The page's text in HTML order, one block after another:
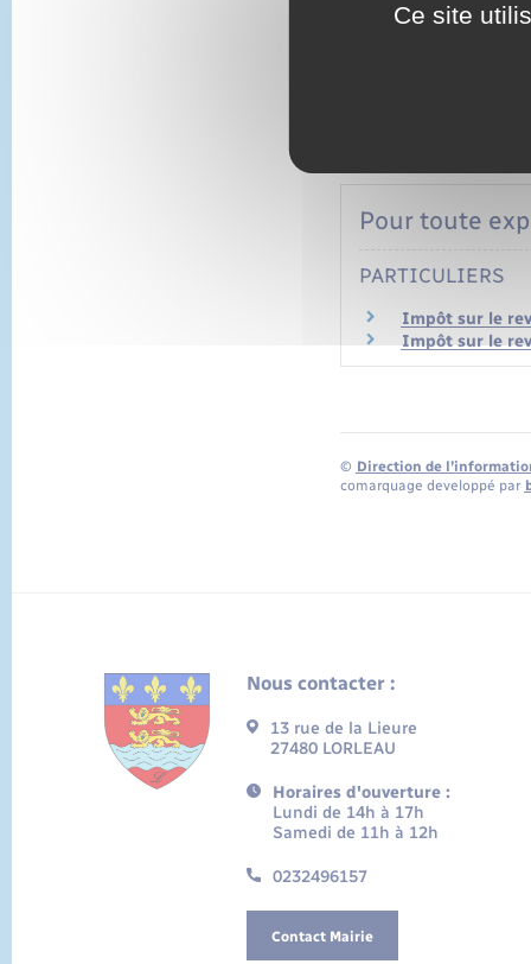
Vous devez indiquer
Montant de votre
Pour toute
PARTICULIERS
Impôt sur le
Impôt sur le
© Direction de
comarquage developpé par
Nous contacter :
13 rue de la Lieure
27480 LORLEAU
Horaires d'ouverture :
Lundi de 14h à 17h
Samedi de 11h à 12h
0232496157
Contact Mairie
Ce site